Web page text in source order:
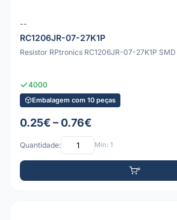
--
RC1206JR-07-27K1P
Resistor RPtronics RC1206JR-07-27K1P SMD
4000
Embalagem com 10 peças
0.25€ – 0.76€
Quantidade: Mín: 1